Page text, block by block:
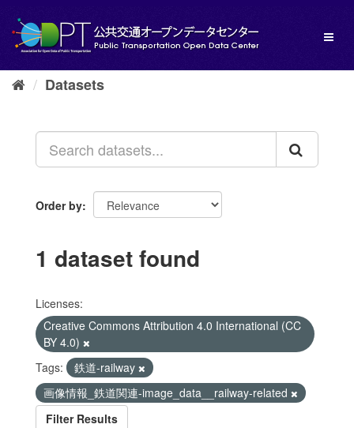
content
Datasets
Order by
1 dataset found
Licenses:
Creative Commons Attribution 4.0 International (CC
BY 4.0)
Tags:
鉄道-railway
画像情報_鉄道関連-image_data__railway-related
Filter Results